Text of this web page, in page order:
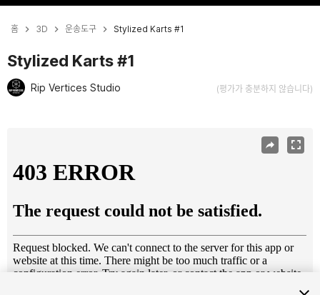
홈 3D 운송도구 Stylized Karts #1
Stylized Karts #1
Rip Vertices Studio (평가가 충분하지 않습니다)